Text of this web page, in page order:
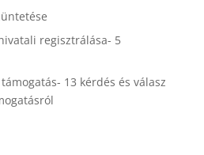
regisztrálása- 5
13 kérdés és válasz